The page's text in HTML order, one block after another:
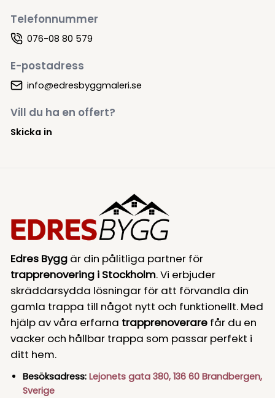
Telefonnummer
076-08 80 579
E-postadress
info@edresbyggmaleri.se
Vill du ha en offert?
Skicka in
Edres Byggär din pålitliga partner för
trapprenovering i Stockholm. Vi erbjuder
skräddarsydda lösningar för att förvandla din
gamla trappa till något nytt och funktionellt. Med
hjälp av våra erfarna trapprenoverarefår du en
vacker och hållbar trappa som passar perfekt i
ditt hem.
Besöksadress: Lejonets gata 380, 136 60 Brandbergen,
Sverige